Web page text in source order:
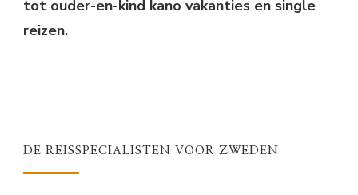
tot ouder-en-kind kano vakanties en single
reizen.
DE REISSPECIALISTEN VOOR ZWEDEN